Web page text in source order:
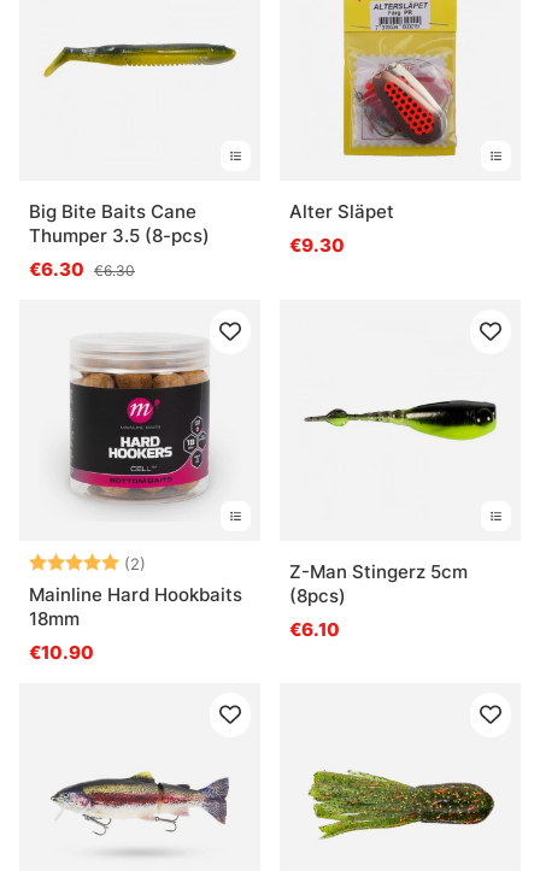
Big Bite Baits Cane
Thumper 3.5 (8-pcs)
€6.30 €6.30
Alter Släpet
€9.30
Beoordeling:
(2)
Mainline Hard Hookbaits
18mm
€10.90
Z-Man Stingerz 5cm
(8pcs)
€6.10